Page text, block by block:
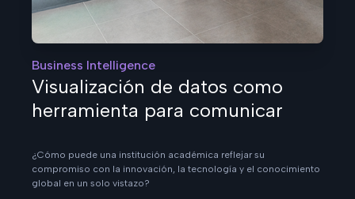
Business Intelligence
Visualización de datos como
herramienta para comunicar
¿Cómo puede una institución académica reflejar su
compromiso con la innovación, la tecnología y el conocimiento
global en un solo vistazo?